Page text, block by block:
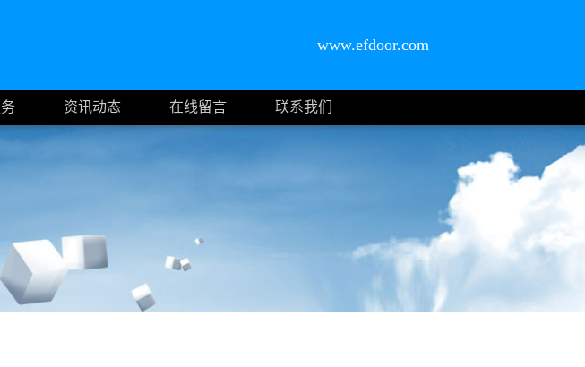
www.efdoor.com
资讯动态 在线留言 联系我们